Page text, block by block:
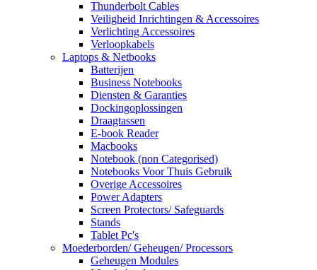
Thunderbolt Cables
Veiligheid Inrichtingen & Accessoires
Verlichting Accessoires
Verloopkabels
Laptops & Netbooks
Batterijen
Business Notebooks
Diensten & Garanties
Dockingoplossingen
Draagtassen
E-book Reader
Macbooks
Notebook (non Categorised)
Notebooks Voor Thuis Gebruik
Overige Accessoires
Power Adapters
Screen Protectors/ Safeguards
Stands
Tablet Pc's
Moederborden/ Geheugen/ Processors
Geheugen Modules